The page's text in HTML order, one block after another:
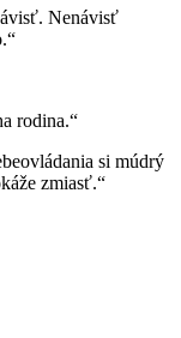
Nenávisť
rodina.“
si múdrý
zmiasť.“